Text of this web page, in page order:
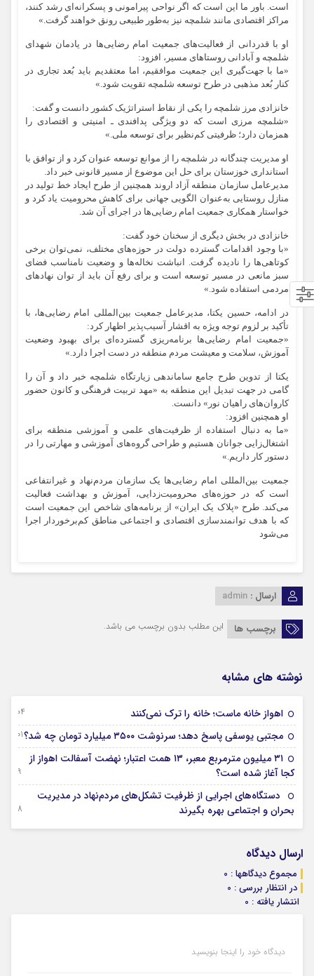
است. باور ما این است که اگر نواحی پیرامونی و پسکرانه‌ای رشد کنند،
مراکز اقتصادی مانند شلمچه نیز به‌طور طبیعی رونق خواهند گرفت.»
او با قدردانی از فعالیت‌های جمعیت امام رضایی‌ها در یادمان شهدای
شلمچه و آبادانی روستاهای مسیر، افزود:
«ما با جهت‌گیری این جمعیت موافقیم، اما معتقدیم باید بُعد تجاری در
کنار بُعد مذهبی در طرح توسعه شلمچه تقویت شود.»
خانزادی مرز شلمچه را یکی از نقاط استراتژیک کشور دانست و گفت:
«شلمچه مرزی است که دو ویژگی پدافندی ـ امنیتی و اقتصادی را
همزمان دارد؛ ظرفیتی کم‌نظیر برای توسعه ملی.»
او مدیریت چندگانه در شلمچه را از موانع توسعه عنوان کرد و از توافق با
استانداری خوزستان برای حل این موضوع از مسیر قانونی خبر داد.
مدیرعامل سازمان منطقه آزاد اروند همچنین از طرح ایجاد خط تولید در
منازل روستایی به‌عنوان الگویی جهانی برای کاهش محرومیت یاد کرد و
خواستار همکاری جمعیت امام رضایی‌ها در اجرای آن شد.
خانزادی در بخش دیگری از سخنان خود گفت:
«با وجود اقدامات گسترده دولت در حوزه‌های مختلف، نمی‌توان برخی
کوتاهی‌ها را نادیده گرفت. انباشت نخاله‌ها و وضعیت نامناسب فضای
سبز مانعی در مسیر توسعه است و برای رفع آن باید از توان نهادهای
مردمی استفاده شود.»
در ادامه، حسین یکتا، مدیرعامل جمعیت بین‌المللی امام رضایی‌ها، با
تأکید بر لزوم توجه ویژه به اقشار آسیب‌پذیر اظهار کرد:
«جمعیت امام رضایی‌ها برنامه‌ریزی گسترده‌ای برای بهبود وضعیت
آموزش، سلامت و معیشت مردم منطقه در دست اجرا دارد.»
یکتا از تدوین طرح جامع ساماندهی زیارتگاه شلمچه خبر داد و آن را
گامی در جهت تبدیل این منطقه به «مهد تربیت فرهنگی و کانون حضور
کاروان‌های راهیان نور» دانست.
او همچنین افزود:
«ما به دنبال استفاده از ظرفیت‌های علمی و آموزشی منطقه برای
اشتغال‌زایی جوانان هستیم و طراحی گروه‌های آموزشی و مهارتی را در
دستور کار داریم.»
جمعیت بین‌المللی امام رضایی‌ها یک سازمان مردم‌نهاد و غیرانتفاعی
است که در حوزه‌های محرومیت‌زدایی، آموزش و بهداشت فعالیت
می‌کند. طرح «پلاک یک ایران» از برنامه‌های شاخص این جمعیت است
که با هدف توانمندسازی اقتصادی و اجتماعی مناطق کم‌برخوردار اجرا
می‌شود
ارسال : admin
برچسب ها این مطلب بدون برچسب می باشد.
نوشته های مشابه
اهواز خانه ماست؛ خانه را ترک نمی‌کنند 04 آگوست 2026
مجتبی یوسفی پاسخ دهد؛ سرنوشت ۳۵۰۰ میلیارد تومان چه شد؟ 01 آگوست 2026
۳۱ میلیون مترمربع معبر، ۱۳ همت اعتبار؛ نهضت آسفالت اهواز از
کجا آغاز شده است؟
29 جولای 2026
دستگاه‌های اجرایی از ظرفیت تشکل‌های مردم‌نهاد در مدیریت
بحران و اجتماعی بهره بگیرند
28 جولای 2026
ارسال دیدگاه
مجموع دیدگاهها : 0
در انتظار بررسی : 0
انتشار یافته : 0
دیدگاه خود را اینجا بنویسید